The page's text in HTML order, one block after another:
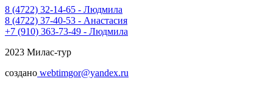
8 (4722) 32-14-65 - Людмила
8 (4722) 37-40-53 - Анастасия
+7 (910) 363-73-49 - Людмила
2023 Милас-тур
создано webtimgor@yandex.ru